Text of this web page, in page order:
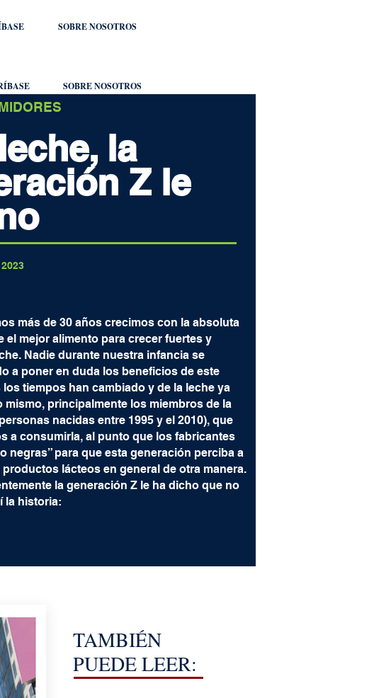
SOBRE NOSOTROS
SOBRE NOSOTROS
la
Z le
más de 30 años crecimos con la absoluta
el mejor alimento para crecer fuertes y
Nadie durante nuestra infancia se
a poner en duda los beneficios de este
los tiempos han cambiado y de la leche ya
mismo, principalmente los miembros de la
nacidas entre 1995 y el 2010), que
a consumirla, al punto que los fabricantes
negras” para que esta generación perciba a
productos lácteos en general de otra manera.
la generación Z le ha dicho que no
la historia:
TAMBIÉN
PUEDE LEER: